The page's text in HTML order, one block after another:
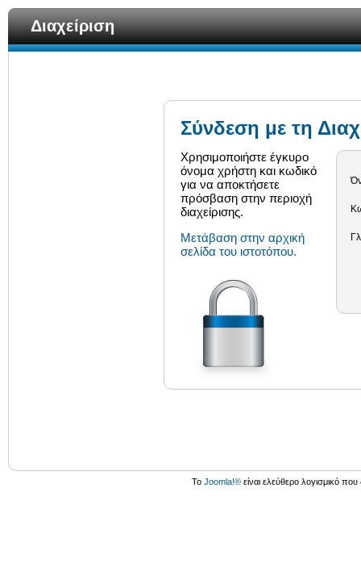
Διαχείριση
Σύνδεση με τη
Χρησιμοποιήστε έγκυρο
όνομα χρήστη και κωδικό
για να αποκτήσετε
πρόσβαση στην περιοχή
διαχείρισης.
Μετάβαση στην αρχική
σελίδα του ιστοτόπου.
Το Joomla!® είναι ελεύθερο λογισμικό